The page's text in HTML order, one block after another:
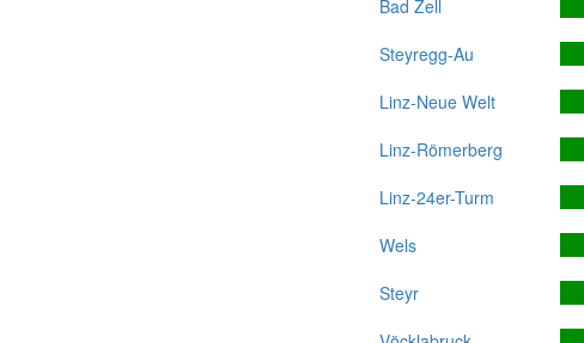
Bad Zell
Steyregg-Au
Linz-Neue Welt
Linz-Römerberg
Linz-24er-Turm
Wels
Steyr